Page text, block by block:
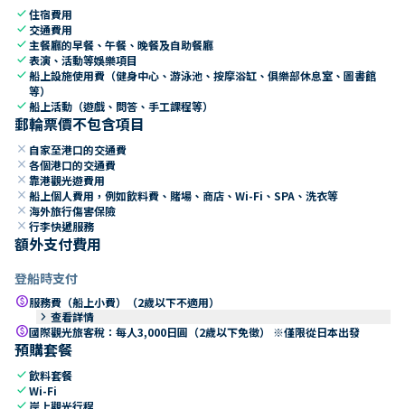
check住宿費用
check 交通費用
check 主餐廳的早餐、午餐、晚餐及自助餐廳
check表演、活動等娛樂項目
check船上設施使用費（健身中心、游泳池、按摩浴缸、俱樂部休息室、圖書館
等）
check船上活動（遊戲、問答、手工課程等）
郵輪票價不包含項目
close 自家至港口的交通費
close 各個港口的交通費
close 靠港觀光遊費用
close 船上個人費用，例如飲料費、賭場、商店、Wi-Fi、SPA、洗衣等
close 海外旅行傷害保險
close 行李快遞服務
額外支付費用
登船時支付
paid服務費（船上小費）（2歲以下不適用）
keyboard_arrow_right 查看詳情
paid國際觀光旅客稅：每人3,000日圓（2歲以下免徵） ※僅限從日本出發
預購套餐
check飲料套餐
checkWi-Fi
check 岸上觀光行程